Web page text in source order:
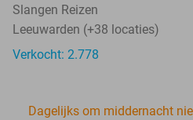
Slangen Reizen
Leeuwarden (+38 locaties)
Verkocht: 2.778
Dagelijks om middernacht